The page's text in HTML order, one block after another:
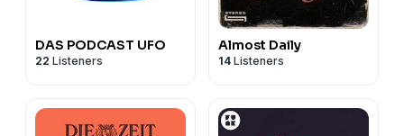
DAS PODCAST UFO
22 Listeners
Almost Daily
14 Listeners